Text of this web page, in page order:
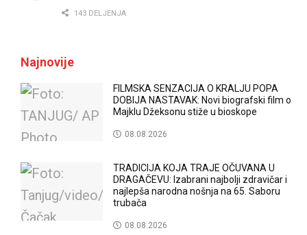
143 DELJENJA
Najnovije
FILMSKA SENZACIJA O KRALJU POPA
DOBIJA NASTAVAK: Novi biografski film o
Majklu Džeksonu stiže u bioskope
08.08.2026
TRADICIJA KOJA TRAJE OČUVANA U
DRAGAČEVU: Izabrani najbolji zdravičar i
najlepša narodna nošnja na 65. Saboru
trubača
08.08.2026